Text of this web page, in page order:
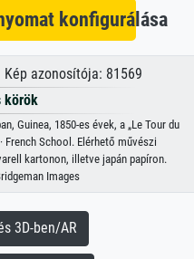
konfigurálása
azonosítója: 81569
körök
Guinea, 1850-es évek, a „Le Tour du
French School. Elérhető művészi
kartonon, illetve japán papíron.
Images
3D-ben/AR